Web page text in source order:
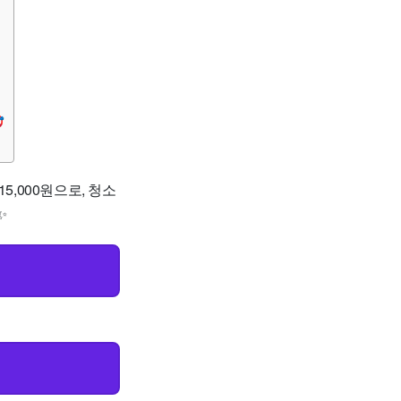
원으로, 청소